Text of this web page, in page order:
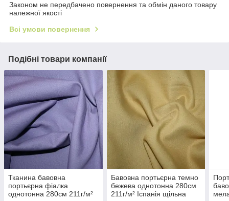
Законом не передбачено повернення та обмін даного товару
належної якості
Всі умови повернення
Подібні товари компанії
Тканина бавовна
портьєрна фіалка
однотонна 280см 211г/м²
Бавовна портьєрна темно
бежева однотонна 280см
211г/м² Іспанія щільна